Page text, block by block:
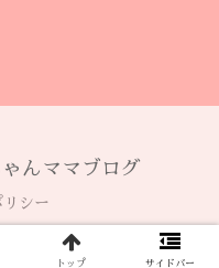
んママブログ
リシー
ゃんママブログ.
トップ サイドバー